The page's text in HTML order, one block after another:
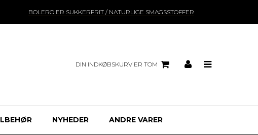
BOLERO ER SUKKERFRIT / NATURLIGE SMAGSSTOFFER
DIN INDKØBSKURV ER TOM
NYHEDER ANDRE VARER